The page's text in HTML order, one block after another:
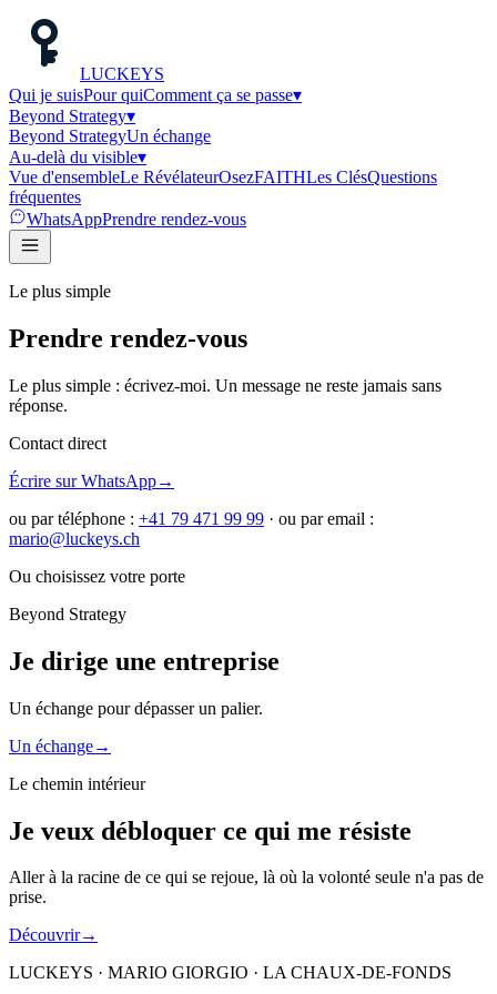
LUCKEYS
Qui je suisPour quiComment ça se passe▾
Beyond Strategy▾
Beyond StrategyUn échange
Au-delà du visible▾
Vue d'ensembleLe RévélateurOsezFAITHLes ClésQuestions
fréquentes
WhatsAppPrendre rendez-vous
Le plus simple
Prendre rendez-vous
Le plus simple : écrivez-moi. Un message ne reste jamais sans
réponse.
Contact direct
Écrire sur WhatsApp→
ou par téléphone : +41 79 471 99 99 · ou par email :
mario@luckeys.ch
Ou choisissez votre porte
Beyond Strategy
Je dirige une entreprise
Un échange pour dépasser un palier.
Un échange→
Le chemin intérieur
Je veux débloquer ce qui me résiste
Aller à la racine de ce qui se rejoue, là où la volonté seule n'a pas de
prise.
Découvrir→
LUCKEYS · MARIO GIORGIO · LA CHAUX-DE-FONDS